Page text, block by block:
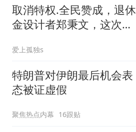
取消特权.全民赞成，退休
金设计者郑秉文，这次站
爱上孤独s
特朗普对伊朗最后机会表
态被证虚假
聚焦热点内幕 16跟贴